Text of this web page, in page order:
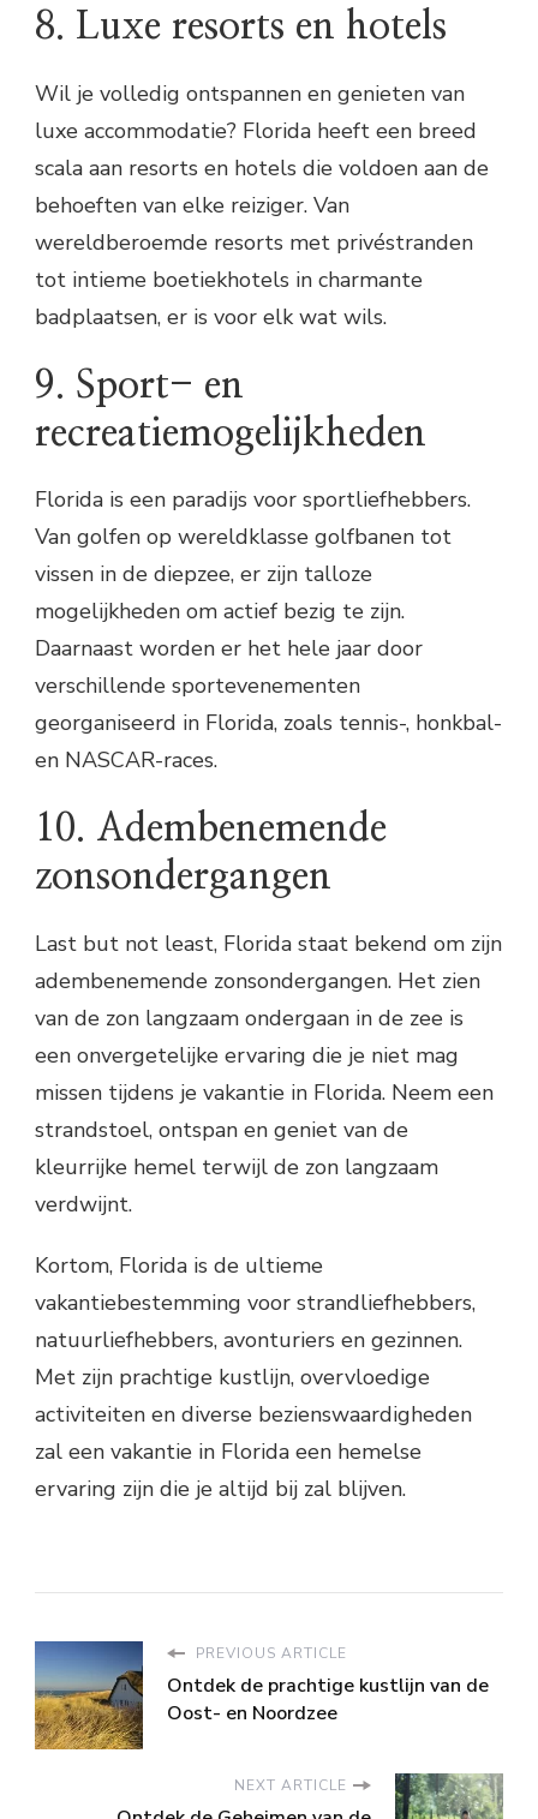
8. Luxe resorts en hotels
Wil je volledig ontspannen en genieten van
luxe accommodatie? Florida heeft een breed
scala aan resorts en hotels die voldoen aan de
behoeften van elke reiziger. Van
wereldberoemde resorts met privéstranden
tot intieme boetiekhotels in charmante
badplaatsen, er is voor elk wat wils.
9. Sport- en
recreatiemogelijkheden
Florida is een paradijs voor sportliefhebbers.
Van golfen op wereldklasse golfbanen tot
vissen in de diepzee, er zijn talloze
mogelijkheden om actief bezig te zijn.
Daarnaast worden er het hele jaar door
verschillende sportevenementen
georganiseerd in Florida, zoals tennis-, honkbal-
en NASCAR-races.
10. Adembenemende
zonsondergangen
Last but not least, Florida staat bekend om zijn
adembenemende zonsondergangen. Het zien
van de zon langzaam ondergaan in de zee is
een onvergetelijke ervaring die je niet mag
missen tijdens je vakantie in Florida. Neem een
strandstoel, ontspan en geniet van de
kleurrijke hemel terwijl de zon langzaam
verdwijnt.
Kortom, Florida is de ultieme
vakantiebestemming voor strandliefhebbers,
natuurliefhebbers, avonturiers en gezinnen.
Met zijn prachtige kustlijn, overvloedige
activiteiten en diverse bezienswaardigheden
zal een vakantie in Florida een hemelse
ervaring zijn die je altijd bij zal blijven.
PREVIOUS ARTICLE
Ontdek de prachtige kustlijn van de
Oost- en Noordzee
NEXT ARTICLE